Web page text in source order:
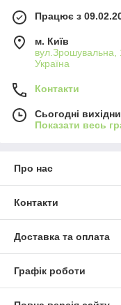
Працює з
м. Київ
вул.Зрошувальна,
Україна
Контакти
Сьогодні
Показати весь
Про нас
Контакти
Доставка та оплата
Графік роботи